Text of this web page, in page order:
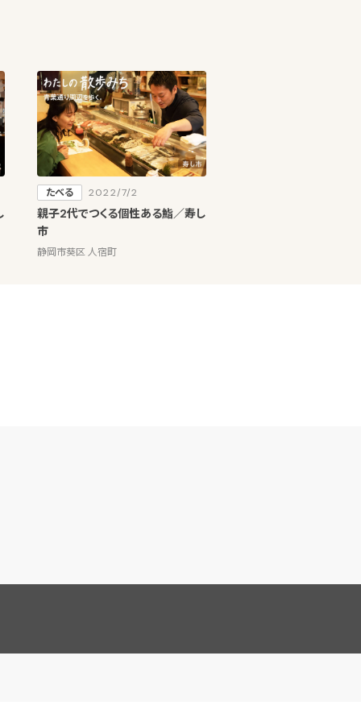
たべる 2022/7/2
親子2代でつくる個性ある鮨／寿し
市
静岡市葵区 人宿町